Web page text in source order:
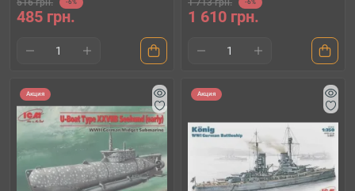
516 грн. -6%
485 грн.
1 713 грн. -6%
1 610 грн.
Акция Акция